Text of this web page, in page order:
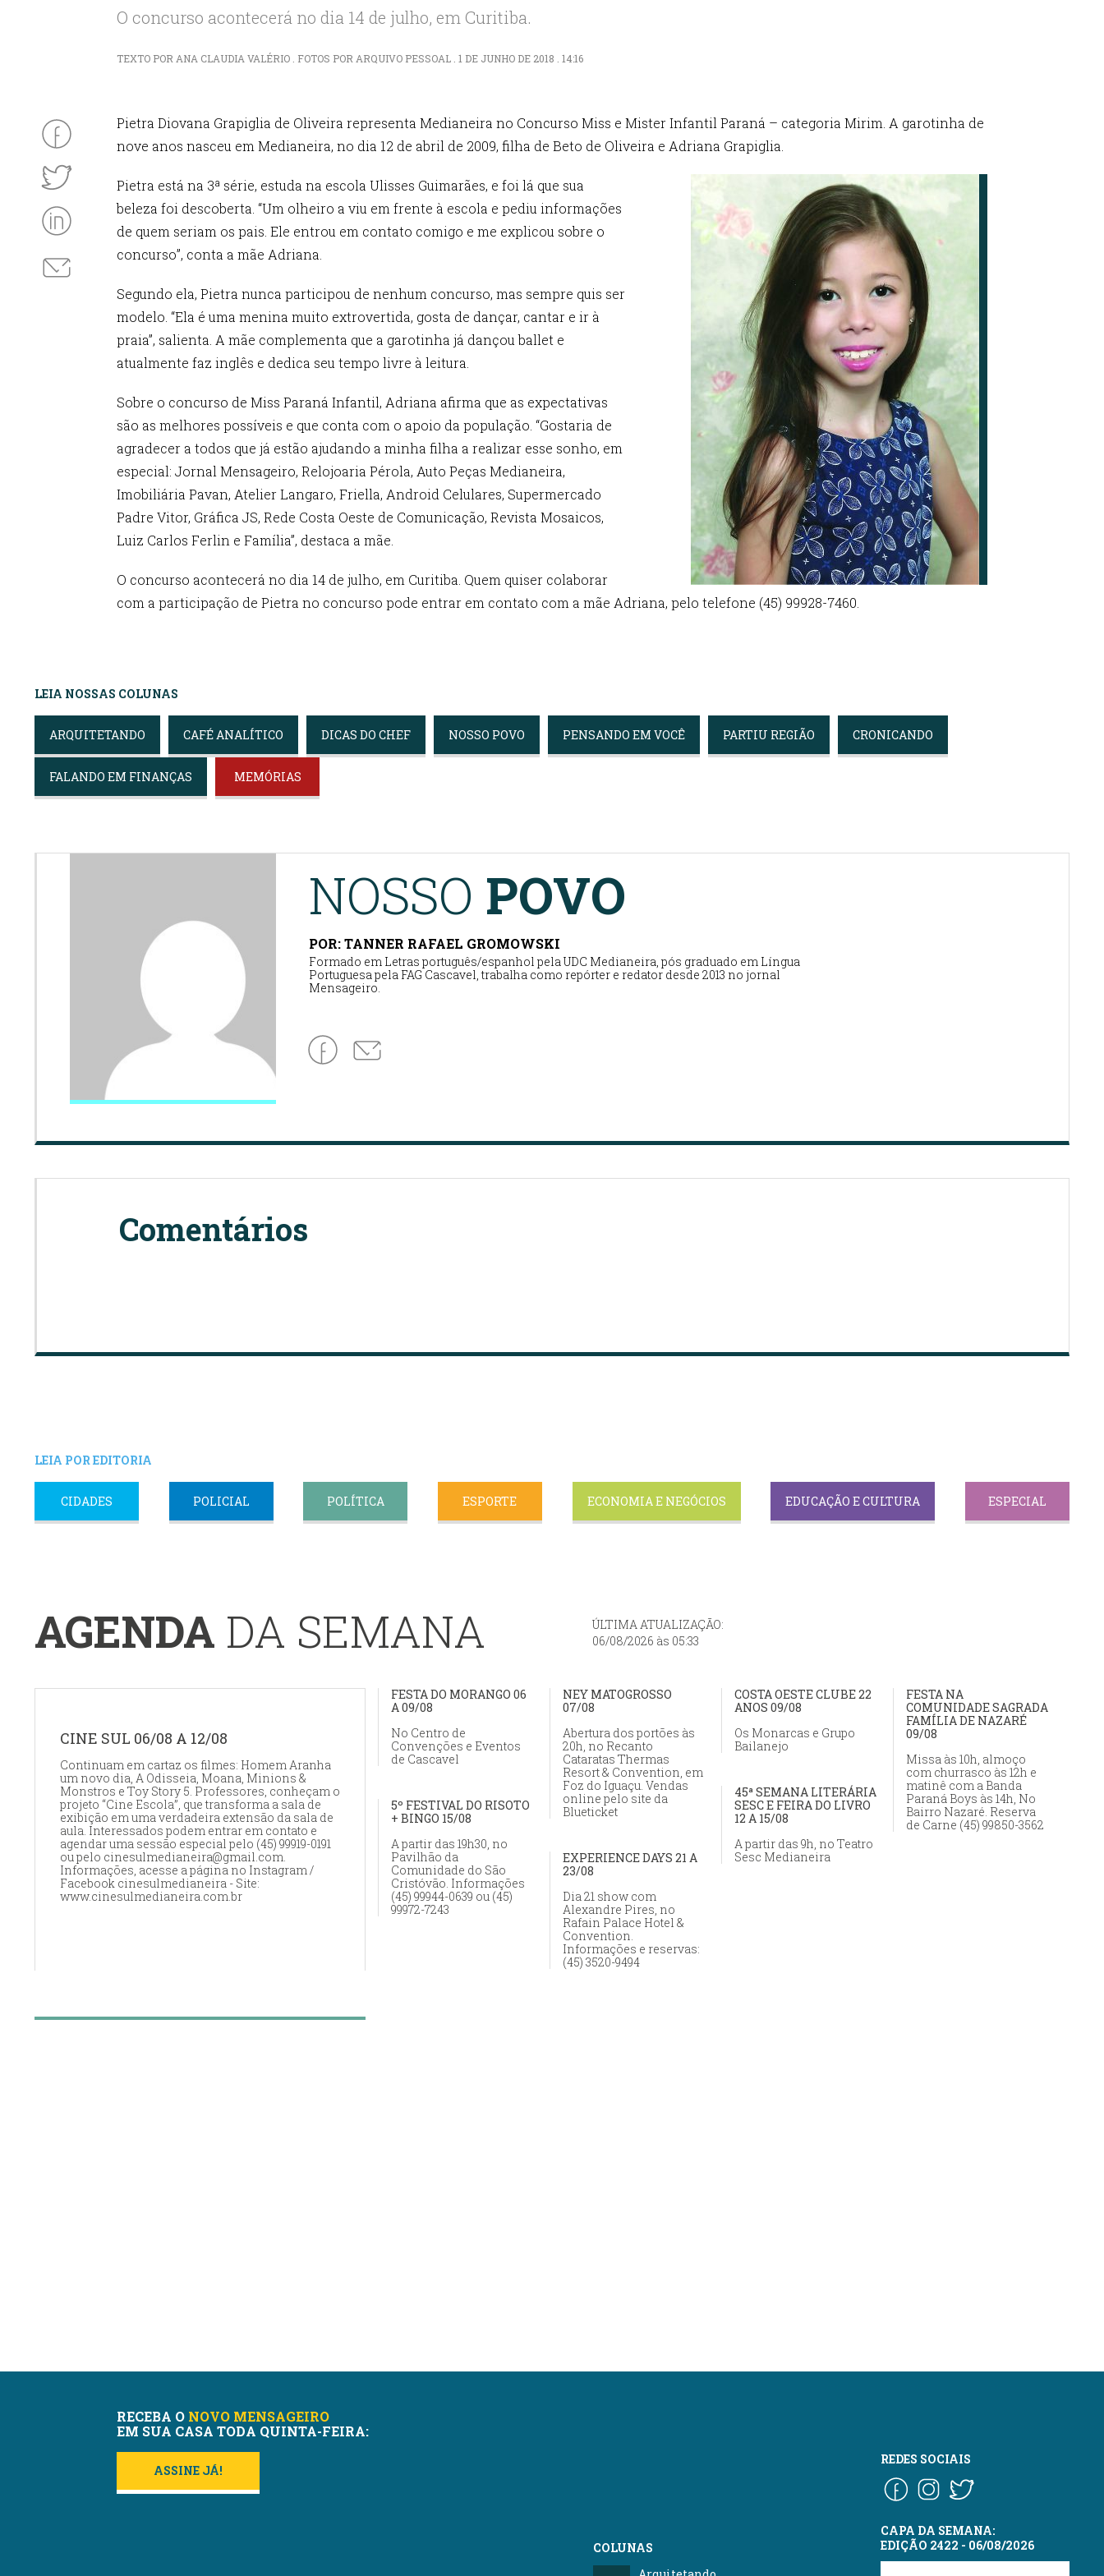
O concurso acontecerá no dia 14 de julho, em Curitiba.
TEXTO POR ANA CLAUDIA VALÉRIO . FOTOS POR ARQUIVO PESSOAL . 1 DE JUNHO DE 2018 . 14:16
Pietra Diovana Grapiglia de Oliveira representa Medianeira no Concurso Miss e Mister Infantil Paraná – categoria Mirim. A garotinha de
nove anos nasceu em Medianeira, no dia 12 de abril de 2009, filha de Beto de Oliveira e Adriana Grapiglia.
Pietra está na 3ª série, estuda na escola Ulisses Guimarães, e foi lá que sua
beleza foi descoberta. “Um olheiro a viu em frente à escola e pediu informações
de quem seriam os pais. Ele entrou em contato comigo e me explicou sobre o
concurso”, conta a mãe Adriana.
Segundo ela, Pietra nunca participou de nenhum concurso, mas sempre quis ser
modelo. “Ela é uma menina muito extrovertida, gosta de dançar, cantar e ir à
praia”, salienta. A mãe complementa que a garotinha já dançou ballet e
atualmente faz inglês e dedica seu tempo livre à leitura.
Sobre o concurso de Miss Paraná Infantil, Adriana afirma que as expectativas
são as melhores possíveis e que conta com o apoio da população. “Gostaria de
agradecer a todos que já estão ajudando a minha filha a realizar esse sonho, em
especial: Jornal Mensageiro, Relojoaria Pérola, Auto Peças Medianeira,
Imobiliária Pavan, Atelier Langaro, Friella, Android Celulares, Supermercado
Padre Vitor, Gráfica JS, Rede Costa Oeste de Comunicação, Revista Mosaicos,
Luiz Carlos Ferlin e Família”, destaca a mãe.
O concurso acontecerá no dia 14 de julho, em Curitiba. Quem quiser colaborar
com a participação de Pietra no concurso pode entrar em contato com a mãe Adriana, pelo telefone (45) 99928-7460.
LEIA NOSSAS COLUNAS
ARQUITETANDO CAFÉ ANALÍTICO DICAS DO CHEF NOSSO POVO PENSANDO EM VOCÊ PARTIU REGIÃO CRONICANDO
FALANDO EM FINANÇAS MEMÓRIAS
NOSSO POVO
POR: TANNER RAFAEL GROMOWSKI
Formado em Letras português/espanhol pela UDC Medianeira, pós graduado em Língua
Portuguesa pela FAG Cascavel, trabalha como repórter e redator desde 2013 no jornal
Mensageiro.
Comentários
LEIA POR EDITORIA
CIDADES POLICIAL POLÍTICA ESPORTE ECONOMIA E NEGÓCIOS EDUCAÇÃO E CULTURA ESPECIAL
AGENDA DA SEMANA
ÚLTIMA ATUALIZAÇÃO:
06/08/2026 às 05:33
CINE SUL 06/08 A 12/08
Continuam em cartaz os filmes: Homem Aranha
um novo dia, A Odisseia, Moana, Minions &
Monstros e Toy Story 5. Professores, conheçam o
projeto “Cine Escola”, que transforma a sala de
exibição em uma verdadeira extensão da sala de
aula. Interessados podem entrar em contato e
agendar uma sessão especial pelo (45) 99919-0191
ou pelo cinesulmedianeira@gmail.com.
Informações, acesse a página no Instagram /
Facebook cinesulmedianeira - Site:
www.cinesulmedianeira.com.br
FESTA DO MORANGO 06
A 09/08
No Centro de
Convenções e Eventos
de Cascavel
NEY MATOGROSSO
07/08
Abertura dos portões às
20h, no Recanto
Cataratas Thermas
Resort & Convention, em
Foz do Iguaçu. Vendas
online pelo site da
Blueticket
COSTA OESTE CLUBE 22
ANOS 09/08
Os Monarcas e Grupo
Bailanejo
FESTA NA
COMUNIDADE SAGRADA
FAMÍLIA DE NAZARÉ
09/08
Missa às 10h, almoço
com churrasco às 12h e
matinê com a Banda
Paraná Boys às 14h, No
Bairro Nazaré. Reserva
de Carne (45) 99850-3562
45ª SEMANA LITERÁRIA
SESC E FEIRA DO LIVRO
12 A 15/08
A partir das 9h, no Teatro
Sesc Medianeira
5º FESTIVAL DO RISOTO
+ BINGO 15/08
A partir das 19h30, no
Pavilhão da
Comunidade do São
Cristóvão. Informações
(45) 99944-0639 ou (45)
99972-7243
EXPERIENCE DAYS 21 A
23/08
Dia 21 show com
Alexandre Pires, no
Rafain Palace Hotel &
Convention.
Informações e reservas:
(45) 3520-9494
RECEBA O NOVO MENSAGEIRO
EM SUA CASA TODA QUINTA-FEIRA:
ASSINE JÁ!
COLUNAS
REDES SOCIAIS
CAPA DA SEMANA:
EDIÇÃO 2422 - 06/08/2026